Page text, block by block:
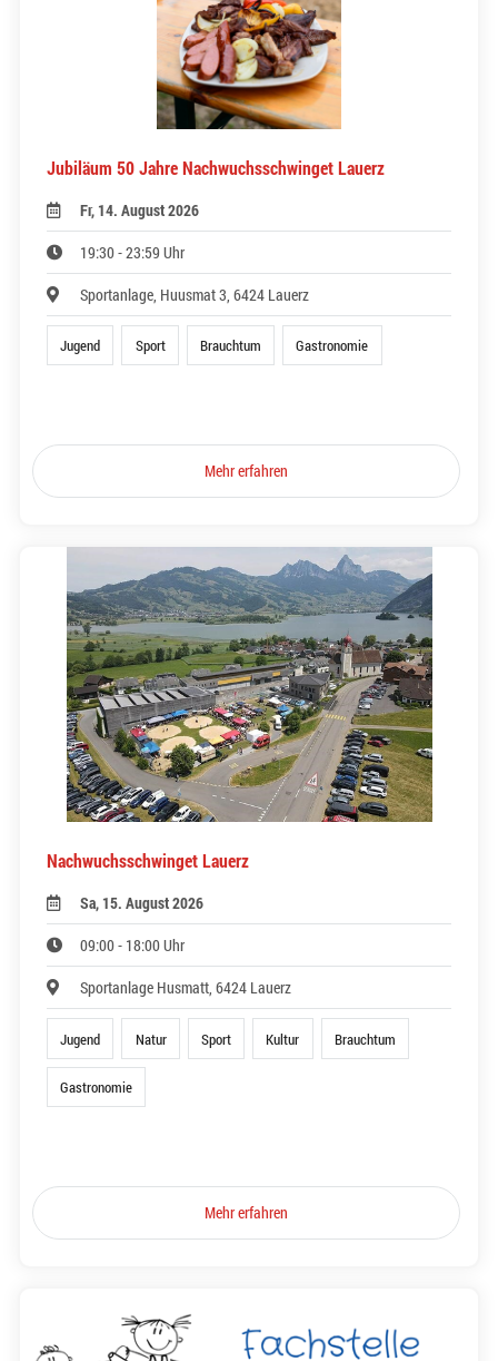
Jubiläum 50 Jahre Nachwuchsschwinget Lauerz
Fr, 14. August 2026
19:30 - 23:59 Uhr
Sportanlage, Huusmat 3, 6424 Lauerz
Jugend Sport Brauchtum Gastronomie
Mehr erfahren
Nachwuchsschwinget Lauerz
Sa, 15. August 2026
09:00 - 18:00 Uhr
Sportanlage Husmatt, 6424 Lauerz
Jugend Natur Sport Kultur Brauchtum
Gastronomie
Mehr erfahren